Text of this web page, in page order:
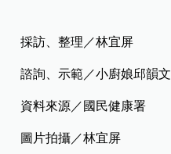
採訪、整理／林宜屏
諮詢、示範／小廚娘邱韻文
資料來源／國民健康署
圖片拍攝／林宜屏